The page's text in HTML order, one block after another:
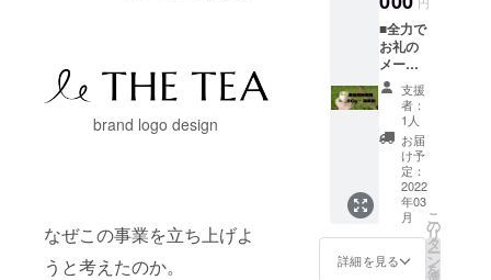
brand logo design
なぜこの事業を立ち上げよ
うと考えたのか。
葉を
100gお
送りし
ます。
（約60
杯分）
・・・
一回当
たり約
5gほど
使用
し、3煎
目まで
お楽し
み頂け
■全力で
お礼の
メール
■THE
TEA 厳
選高級
茶葉60g
■湯呑み
■THE
TEA オ
リジナ
ルス
テッ
カー
THE
支援
者：
1人
お届
け予
定：
2022
年03
月
詳細を見る
こ
の
リ
タ
ー
ン
を